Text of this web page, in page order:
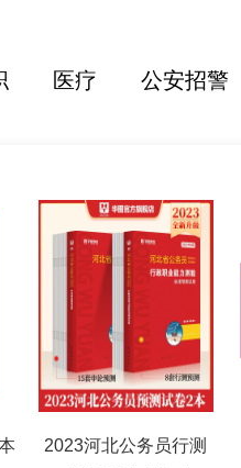
医疗 公安招警
2023河北公务员行测